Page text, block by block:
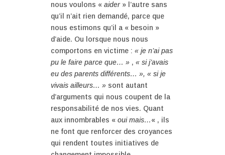
nous voulons « aider» l’autre sans
qu’il n’ait rien demandé, parce que
nous estimons qu’il a « besoin »
d’aide. Ou lorsque nous nous
comportons en victime : « je n’ai pas
pu le faire parce que… » , « si j’avais
eu des parents différents… », « si je
vivais ailleurs… » sont autant
d’arguments qui nous coupent de la
responsabilité de nos vies. Quant
aux innombrables « oui mais…« , ils
ne font que renforcer des croyances
qui rendent toutes initiatives de